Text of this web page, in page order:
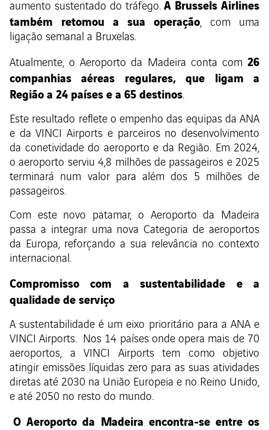
aumento sustentado do tráfego.A Brussels Airlines
também retomou a sua operação, com uma
ligação semanal a Bruxelas.
Atualmente, o Aeroporto da Madeira conta com 26
companhias aéreas regulares, que ligam a
Região a 24 países e a 65 destinos.
Este resultado reflete o empenho das equipas da ANA
e da VINCI Airports e parceiros no desenvolvimento
da conetividade do aeroporto e da Região. Em 2024,
o aeroporto serviu 4,8 milhões de passageiros e 2025
terminará num valor para além dos 5 milhões de
passageiros.
Com este novo patamar, o Aeroporto da Madeira
passa a integrar uma nova Categoria de aeroportos
da Europa, reforçando a sua relevância no contexto
internacional.
Compromisso com a sustentabilidade e a
qualidade de serviço
A sustentabilidade é um eixo prioritário para a ANA e
VINCI Airports. Nos 14 países onde opera mais de 70
aeroportos, a VINCI Airports tem como objetivo
atingir emissões líquidas zero para as suas atividades
diretas até 2030 na União Europeia e no Reino Unido,
e até 2050 no resto do mundo.
O Aeroporto da Madeira encontra-se entre os